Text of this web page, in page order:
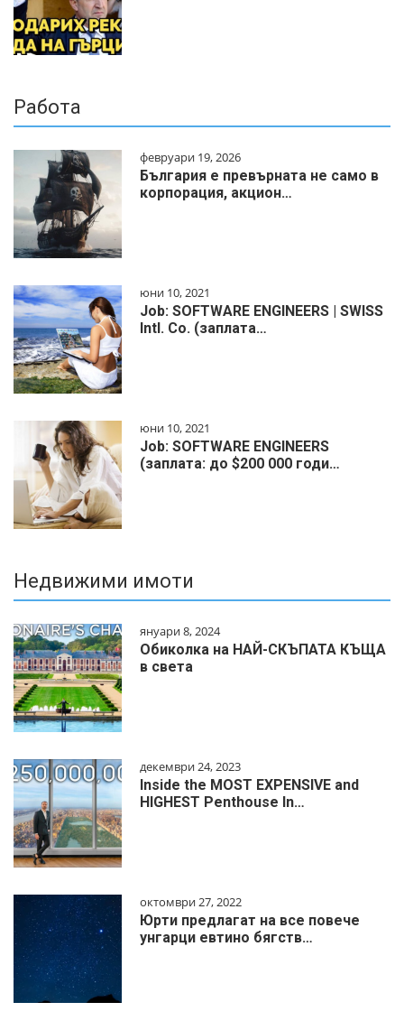
Работа
февруари 19, 2026
България е превърната не само в
корпорация, акцион…
юни 10, 2021
Job: SOFTWARE ENGINEERS | SWISS
Intl. Co. (заплата…
юни 10, 2021
Job: SOFTWARE ENGINEERS
(заплата: до $200 000 годи…
Недвижими имоти
януари 8, 2024
Обиколка на НАЙ-СКЪПАТА КЪЩА
в света
декември 24, 2023
Inside the MOST EXPENSIVE and
HIGHEST Penthouse In…
октомври 27, 2022
Юрти предлагат на все повече
унгарци евтино бягств…